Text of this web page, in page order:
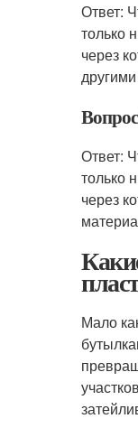
Ответ:
только
через
Ответ:
только
через
Мало